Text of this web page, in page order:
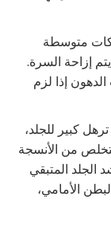
متوسطة
إزاحة السرة.
إذا لزم
كبير للجلد،
من الأنسجة
المتبقي
الأمامي،